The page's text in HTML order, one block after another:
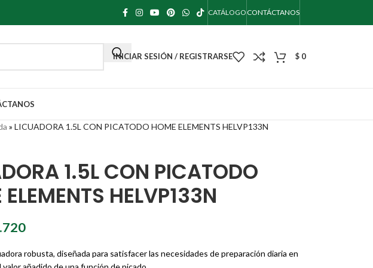
CATÁLOGO CONTÁCTANOS
INICIAR SESIÓN / REGISTRARSE $ 0
» LICUADORA 1.5L CON PICATODO HOME ELEMENTS HELVP133N
1.5L CON PICATODO
HELVP133N
robusta, diseñada para satisfacer las necesidades de preparación diaria en